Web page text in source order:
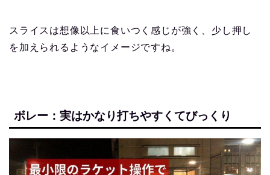
スライスは想像以上に食いつく感じが強く、少し押し
を加えられるようなイメージですね。
ボレー：実はかなり打ちやすくてびっくり